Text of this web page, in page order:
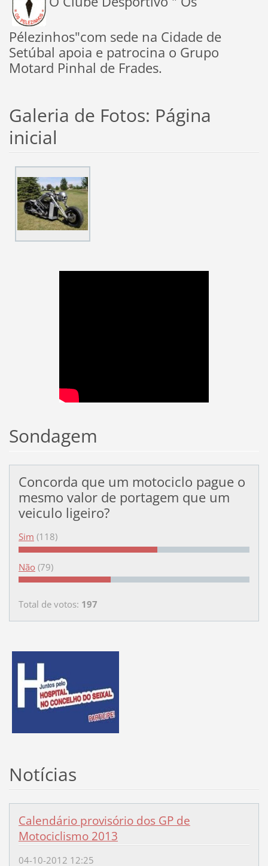
Pélezinhos"com sede na Cidade de
Setúbal apoia e patrocina o Grupo
Motard Pinhal de Frades.
Galeria de Fotos: Página
inicial
Sondagem
Concorda que um motociclo pague o
mesmo valor de portagem que um
veiculo ligeiro?
Sim (118)
Não (79)
Total de votos: 197
Notícias
Calendário provisório dos GP de
Motociclismo 2013
04-10-2012 12:25